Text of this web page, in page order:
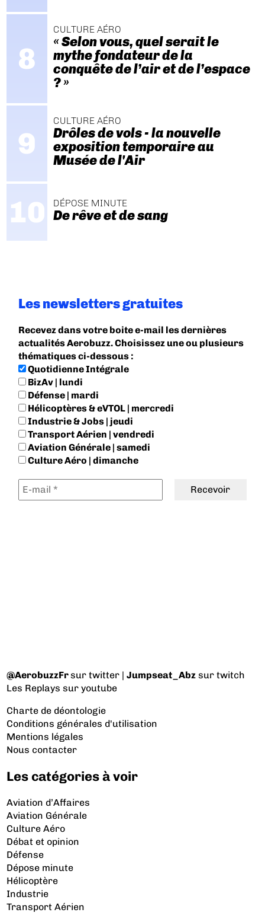
CULTURE AÉRO
« Selon vous, quel serait le
mythe fondateur de la
conquête de l’air et de l’espace
? »
CULTURE AÉRO
Drôles de vols - la nouvelle
exposition temporaire au
Musée de l'Air
DÉPOSE MINUTE
De rêve et de sang
Les newsletters gratuites
Recevez dans votre boite e-mail les dernières
actualités Aerobuzz. Choisissez une ou plusieurs
thématiques ci-dessous :
Quotidienne Intégrale
BizAv | lundi
Défense | mardi
Hélicoptères & eVTOL | mercredi
Industrie & Jobs | jeudi
Transport Aérien | vendredi
Aviation Générale | samedi
Culture Aéro | dimanche
@AerobuzzFrsur twitter |Jumpseat_Abz sur twitch
Les Replays sur youtube
Charte de déontologie
Conditions générales d'utilisation
Mentions légales
Nous contacter
Les catégories à voir
Aviation d’Affaires
Aviation Générale
Culture Aéro
Débat et opinion
Défense
Dépose minute
Hélicoptère
Industrie
Transport Aérien